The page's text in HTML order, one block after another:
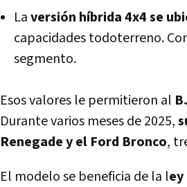
Laversión híbrida 4x4 se
capacidades todoterreno.
segmento.
Esos valores le permitieron al
Durante varios meses de 2025,
Renegade y el Ford Bronco,
El modelo se beneficia de la l